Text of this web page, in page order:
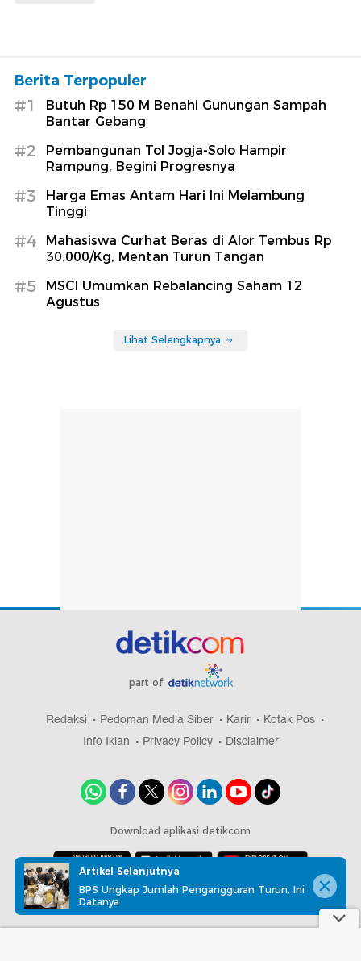
Berita Terpopuler
#1
Butuh Rp 150 M Benahi Gunungan Sampah
Bantar Gebang
#2
Pembangunan Tol Jogja-Solo Hampir
Rampung, Begini Progresnya
#3
Harga Emas Antam Hari Ini Melambung
Tinggi
#4
Mahasiswa Curhat Beras di Alor Tembus Rp
30.000/Kg, Mentan Turun Tangan
#5
MSCI Umumkan Rebalancing Saham 12
Agustus
Lihat Selengkapnya
part of
Redaksi Pedoman Media Siber Karir
Kotak Pos
Info Iklan
Privacy Policy Disclaimer
Download aplikasi detikcom
Copyright @ 2026 detikcom, All right reserved
Artikel Selanjutnya
BPS Ungkap Jumlah Pengangguran Turun, Ini
Datanya